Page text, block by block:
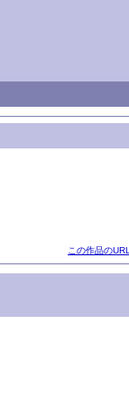
この作品のURL